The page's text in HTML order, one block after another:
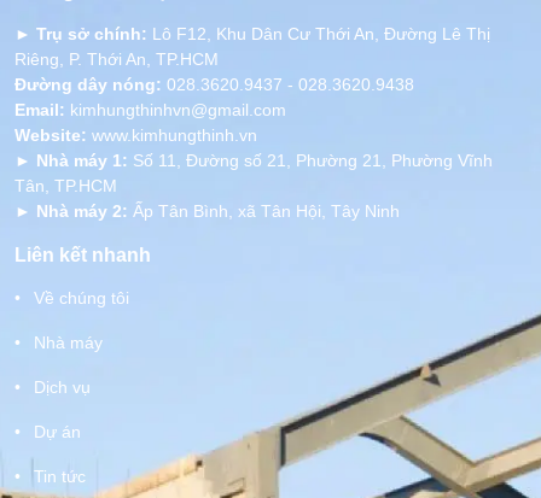
► Trụ sở chính: Lô F12, Khu Dân Cư Thới An, Đường Lê Thị
Riêng, P. Thới An, TP.HCM
Đường dây nóng: 028.3620.9437 - 028.3620.9438
Email: kimhungthinhvn@gmail.com
Website: www.kimhungthinh.vn
► Nhà máy 1: Số 11, Đường số 21, Phường 21, Phường Vĩnh
Tân, TP.HCM
► Nhà máy 2: Ấp Tân Bình, xã Tân Hội, Tây Ninh
Liên kết nhanh
Về chúng tôi
Nhà máy
Dịch vụ
Dự án
Tin tức